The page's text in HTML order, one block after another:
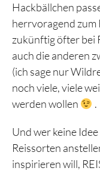
Hackbällchen
herrvoragend zum
zukünftig öfter bei
auch die anderen
(ich sage nur
noch viele, viele
werden wollen
.
Und wer keine
Reissorten
inspirieren will,